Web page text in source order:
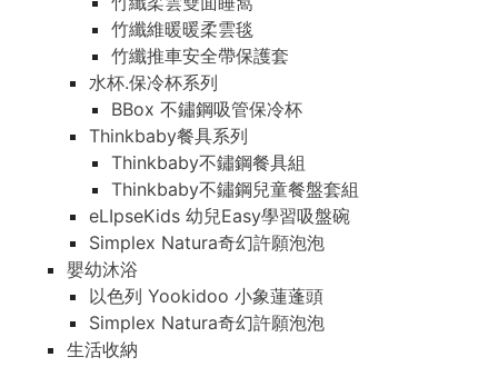
竹纖維暖暖柔雲毯
竹纖推車安全帶保護套
水杯.保冷杯系列
BBox 不鏽鋼吸管保冷杯
Thinkbaby餐具系列
Thinkbaby不鏽鋼餐具組
Thinkbaby不鏽鋼兒童餐盤套組
eLIpseKids 幼兒Easy學習吸盤碗
Simplex Natura奇幻許願泡泡
嬰幼沐浴
以色列 Yookidoo 小象蓮蓬頭
Simplex Natura奇幻許願泡泡
生活收納